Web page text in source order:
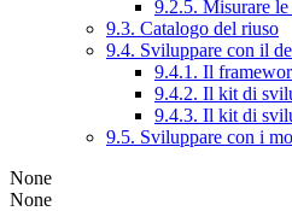
9.2.5. Misurare le
9.3. Catalogo del riuso
9.4. Sviluppare con il
9.4.1. Il
9.4.2. Il kit di
9.4.3. Il kit di
9.5. Sviluppare con i
None
None